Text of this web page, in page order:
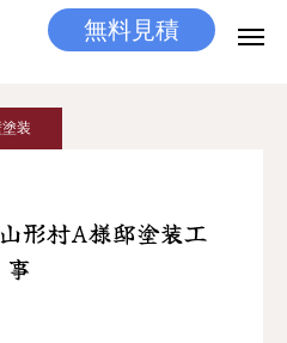
無料見積
装
形村A様邸塗装工
事